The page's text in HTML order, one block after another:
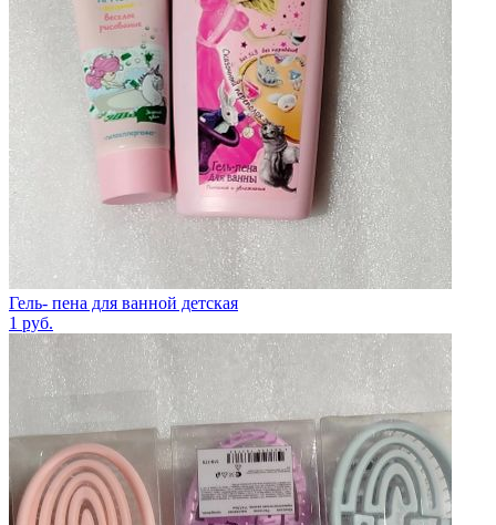
Гель- пена для ванной детская
1 руб.